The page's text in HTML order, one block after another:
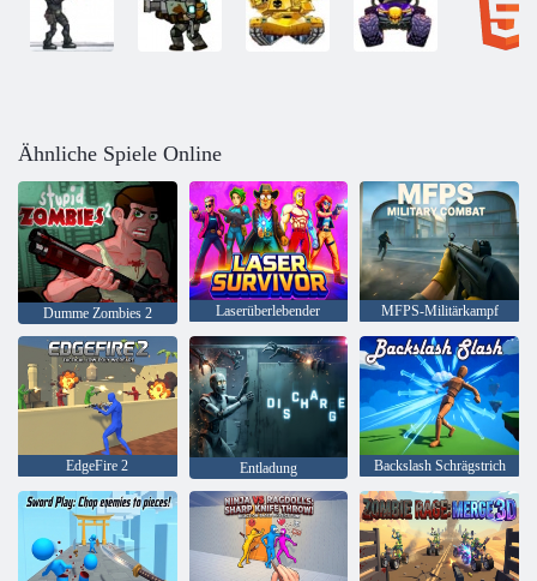
Ähnliche Spiele Online
Dumme Zombies 2 Laserüberlebender MFPS-Militärkampf
EdgeFire 2 Entladung Backslash Schrägstrich